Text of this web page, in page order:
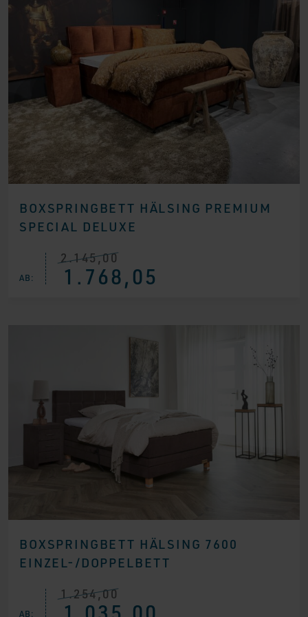
BOXSPRINGBETT HÄLSING PREMIUM
SPECIAL DELUXE
AB:
2.145,00
Ursprünglicher
Preis
war:1.768,05
Aktueller
Preis
ist:
BOXSPRINGBETT HÄLSING 7600
EINZEL-/DOPPELBETT
AB:
1.254,00
Ursprünglicher
Preis
Aktueller
Preis